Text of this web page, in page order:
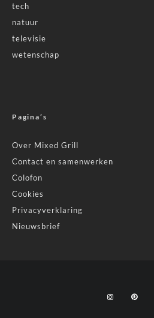
tech
natuur
televisie
wetenschap
Pagina’s
Over Mixed Grill
Contact en samenwerken
Colofon
Cookies
Privacyverklaring
Nieuwsbrief